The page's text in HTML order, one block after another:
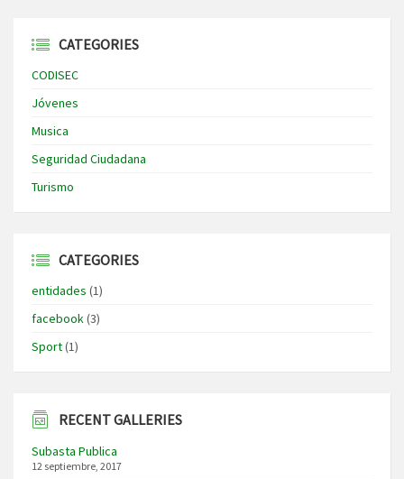
CATEGORIES
CODISEC
Jóvenes
Musica
Seguridad Ciudadana
Turismo
CATEGORIES
entidades (1)
facebook(3)
Sport(1)
RECENT GALLERIES
Subasta Publica
12 septiembre, 2017